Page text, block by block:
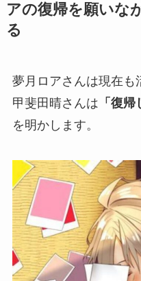
アの復帰を願いな
る
夢月ロアさんは現在も
甲斐田晴さんは 「復帰
を明かします。